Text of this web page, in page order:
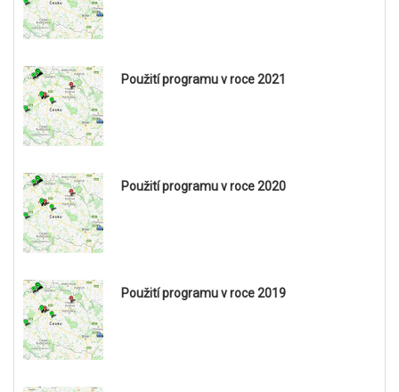
Použití programu v roce 2021
Použití programu v roce 2020
Použití programu v roce 2019